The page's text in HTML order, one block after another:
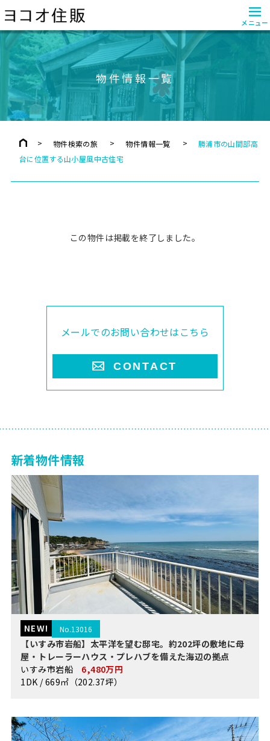
≡
メニュー
物件情報一覧
物件検索の旅 物件情報一覧
勝浦市の山間部高
台に位置する山小屋風中古住宅
この物件は掲載を終了しました。
メールでのお問い合わせはこちら
CONTACT
新着物件情報
NEW! No.13016
【いすみ市岩船】太平洋を望む邸宅。約202坪の敷地に母
屋・トレーラーハウス・プレハブを備えた海辺の拠点
いすみ市岩船 6,480万円
1DK / 669㎡（202.37坪）